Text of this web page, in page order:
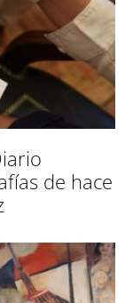
de hace